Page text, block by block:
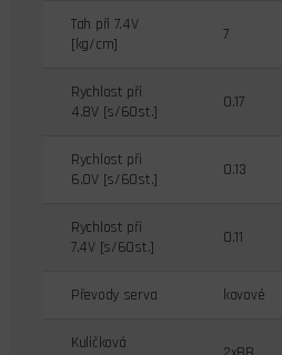
Tah při 7.4V
[kg/cm]
7
Rychlost při
4.8V [s/60st.]
0.17
Rychlost při
6.0V [s/60st.]
0.13
Rychlost při
7.4V [s/60st.]
0.11
Převody serva kovové
Kuličková